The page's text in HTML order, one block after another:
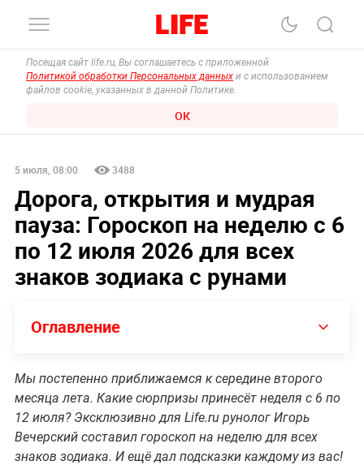
Посещая сайт life.ru, Вы соглашаетесь с приложенной
Политикой обработки Персональных данных и с использованием
файлов cookie, указанных в данной Политике.
ОК
5 июля, 08:00 3488
Дорога, открытия и мудрая
пауза: Гороскоп на неделю с 6
по 12 июля 2026 для всех
знаков зодиака с рунами
Оглавление
Мы постепенно приближаемся к середине второго
месяца лета. Какие сюрпризы принесёт неделя с 6 по
12 июля? Эксклюзивно для Life.ru рунолог Игорь
Вечерский составил гороскоп на неделю для всех
знаков зодиака. И ещё дал подсказки каждому из вас!